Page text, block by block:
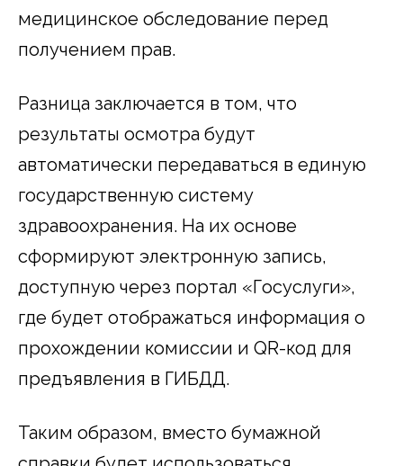
медицинское обследование перед
получением прав.
Разница заключается в том, что
результаты осмотра будут
автоматически передаваться в единую
государственную систему
здравоохранения. На их основе
сформируют электронную запись,
доступную через портал «Госуслуги»,
где будет отображаться информация о
прохождении комиссии и QR-код для
предъявления в ГИБДД.
Таким образом, вместо бумажной